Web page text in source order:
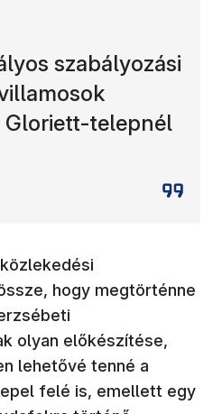
szabályozási
Gloriett-telepnél
hogy megtörténne
olyan előkészítése,
lehetővé tenné a
felé is, emellett egy